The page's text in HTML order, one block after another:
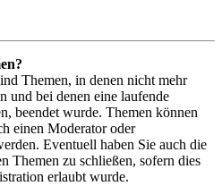
Themen, in denen nicht mehr
und bei denen eine laufende
beendet wurde. Themen können
einen Moderator oder
Eventuell haben Sie auch die
Themen zu schließen, sofern dies
erlaubt wurde.